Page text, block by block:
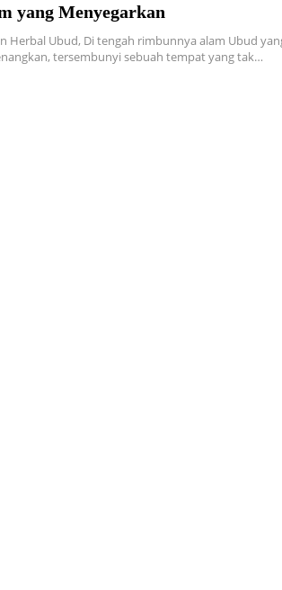
yang Menyegarkan
Herbal Ubud, Di tengah rimbunnya alam Ubud
tersembunyi sebuah tempat yang tak…